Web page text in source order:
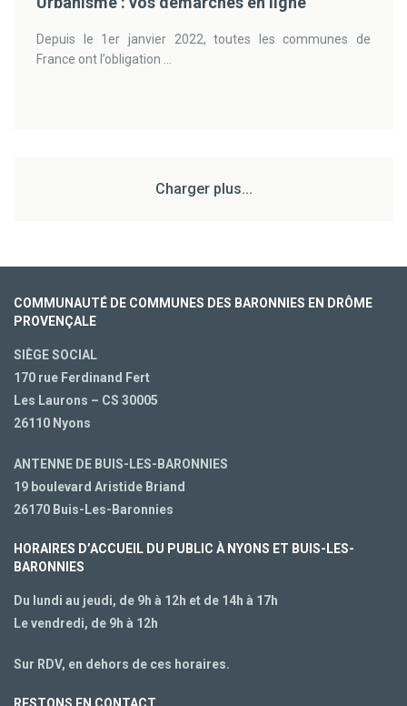
Depuis le 1er janvier 2022, toutes les communes de
France ont l’obligation ...
Charger plus...
COMMUNAUTÉ DE COMMUNES DES BARONNIES EN DRÔME
PROVENÇALE
SIÈGE SOCIAL
170 rue Ferdinand Fert
Les Laurons – CS 30005
26110 Nyons
ANTENNE DE BUIS-LES-BARONNIES
19 boulevard Aristide Briand
26170 Buis-Les-Baronnies
HORAIRES D’ACCUEIL DU PUBLIC À NYONS ET BUIS-LES-
BARONNIES
Du lundi au jeudi, de 9h à 12h et de 14h à 17h
Le vendredi, de 9h à 12h
Sur RDV, en dehors de ces horaires.